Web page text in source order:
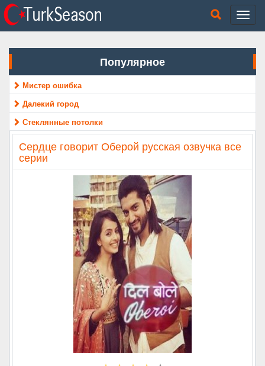
Популярное
Мистер ошибка
Далекий город
Стеклянные потолки
Сердце говорит Оберой русская озвучка все
серии